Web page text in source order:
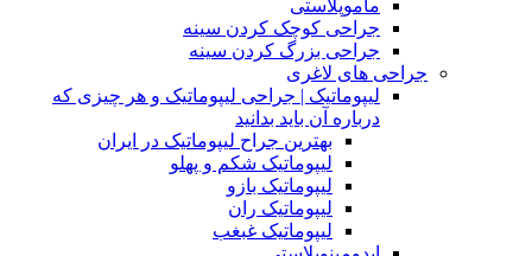
ماموپلاستی
جراحی کوچک کردن سینه
جراحی بزرگ کردن سینه
جراحی های لاغری
لیپوماتیک | جراحی لیپوماتیک و هر چیزی که
درباره آن باید بدانید
بهترین جراح لیپوماتیک در ایران
لیپوماتیک شکم و پهلو
لیپوماتیک بازو
لیپوماتیک ران
لیپوماتیک غبغب